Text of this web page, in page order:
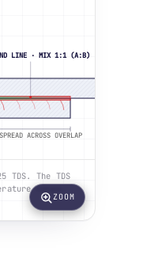
ACROSS OVERLAP
LINE · MIX 1:1 (A:B)
TDS. The TDS
range,
ZOOM